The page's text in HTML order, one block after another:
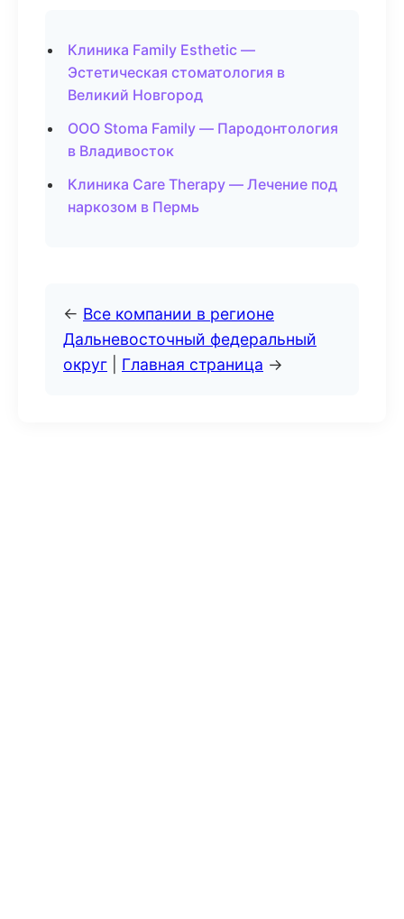
Клиника Family Esthetic —
Эстетическая стоматология в
Великий Новгород
ООО Stoma Family — Пародонтология
в Владивосток
Клиника Care Therapy — Лечение под
наркозом в Пермь
← Все компании в регионе
Дальневосточный федеральный
округ
Главная страница →